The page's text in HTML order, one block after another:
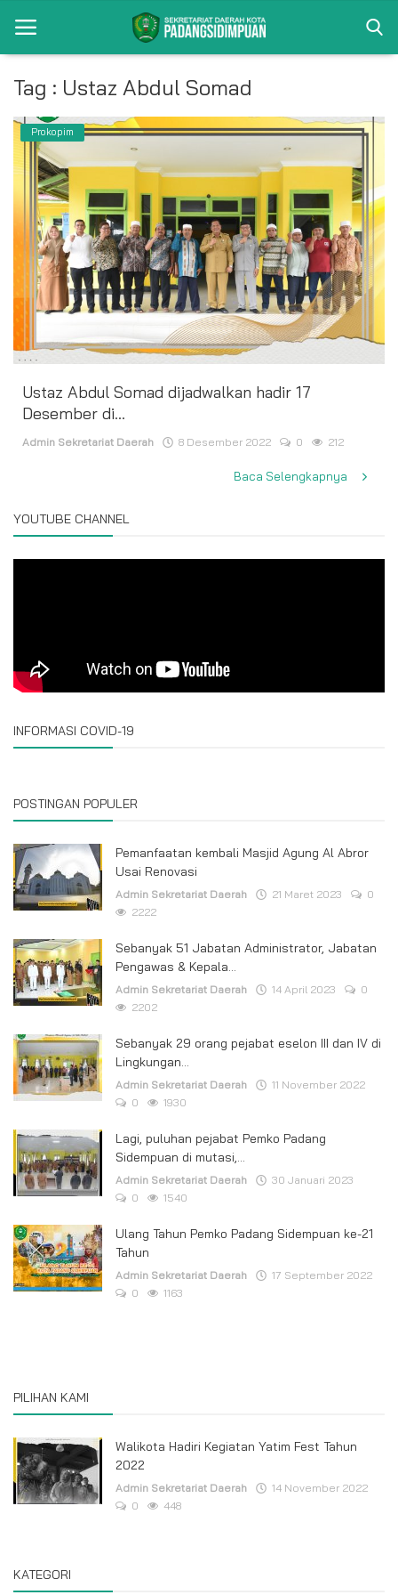
Beranda
Album
Visi Misi
Bagian
Kontak
Pencapaian
Profil
Tag : Ustaz Abdul Somad
Prokopim
Ustaz Abdul Somad dijadwalkan hadir 17
Desember di...
Admin Sekretariat Daerah 8 Desember 2022 0 212
Baca Selengkapnya
YOUTUBE CHANNEL
INFORMASI COVID-19
POSTINGAN POPULER
Pemanfaatan kembali Masjid Agung Al Abror
Usai Renovasi
Admin Sekretariat Daerah 21 Maret 2023
0
2222
Sebanyak 51 Jabatan Administrator, Jabatan
Pengawas & Kepala...
Admin Sekretariat Daerah 14 April 2023
0
2202
Sebanyak 29 orang pejabat eselon III dan IV di
Lingkungan...
Admin Sekretariat Daerah
11 November 2022
0
1930
Lagi, puluhan pejabat Pemko Padang
Sidempuan di mutasi,...
Admin Sekretariat Daerah
30 Januari 2023
0
1540
Ulang Tahun Pemko Padang Sidempuan ke-21
Tahun
Admin Sekretariat Daerah
17 September 2022
0
1163
PILIHAN KAMI
Walikota Hadiri Kegiatan Yatim Fest Tahun
2022
Admin Sekretariat Daerah
14 November 2022
0
448
KATEGORI